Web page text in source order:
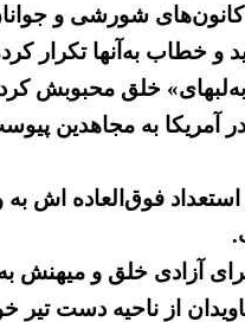
شورشی و
و خطاب به‌آنها
به‌لبهای» خلق محبوبش
فرشچی» از سال ۱۳۵۷ حین تحصیل
فوق‌العاده
۵۹ ساله خود را بی‌وقفه
از ناحیه دست تیر